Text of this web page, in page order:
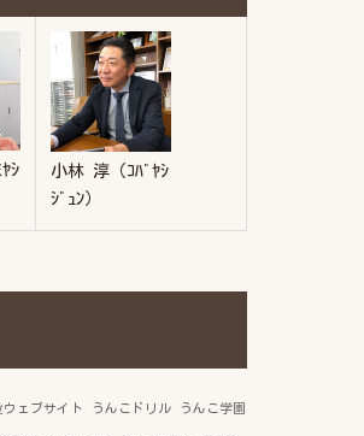
ｼ
小林 淳（ｺﾊﾞﾔｼ
ｼﾞｭﾝ）
ウェブサイト うんこドリル うんこ学園